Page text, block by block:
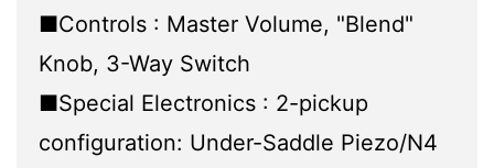
■Controls : Master Volume, "Blend"
Knob, 3-Way Switch
■Special Electronics : 2-pickup
configuration: Under-Saddle Piezo/N4